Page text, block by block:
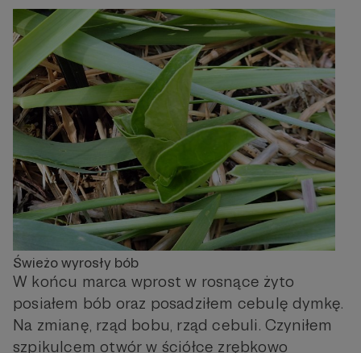
Świeżo wyrosły bób
W końcu marca wprost w rosnące żyto
posiałem bób oraz posadziłem cebulę dymkę.
Na zmianę, rząd bobu, rząd cebuli. Czyniłem
szpikulcem otwór w ściółce zrębkowo